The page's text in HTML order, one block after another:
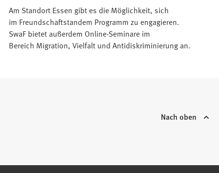
Am Standort Essen gibt es die Möglichkeit, sich
im Freundschaftstandem Programm zu engagieren.
SwaF bietet außerdem Online-Seminare im
Bereich Migration, Vielfalt und Antidiskriminierung an.
Nach oben